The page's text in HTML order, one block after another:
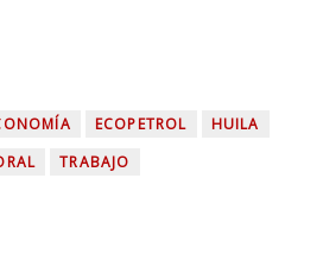
ECOPETROL
HUILA
TRABAJO